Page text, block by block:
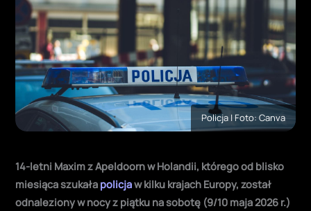
Policja | Foto: Canva
14-letni Maxim z Apeldoorn w Holandii, którego od blisko
miesiąca szukała policjaw kilku krajach Europy, został
odnaleziony w nocy z piątku na sobotę (9/10 maja 2026 r.)